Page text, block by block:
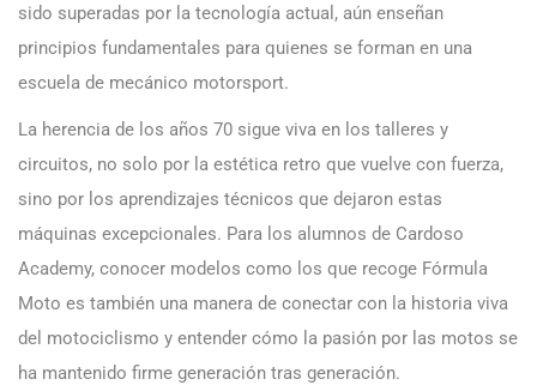
sido superadas por la tecnología actual, aún enseñan
principios fundamentales para quienes se forman en una
escuela de mecánico motorsport.
La herencia de los años 70 sigue viva en los talleres y
circuitos, no solo por la estética retro que vuelve con fuerza,
sino por los aprendizajes técnicos que dejaron estas
máquinas excepcionales. Para los alumnos de Cardoso
Academy, conocer modelos como los que recoge Fórmula
Moto es también una manera de conectar con la historia viva
del motociclismo y entender cómo la pasión por las motos se
ha mantenido firme generación tras generación.